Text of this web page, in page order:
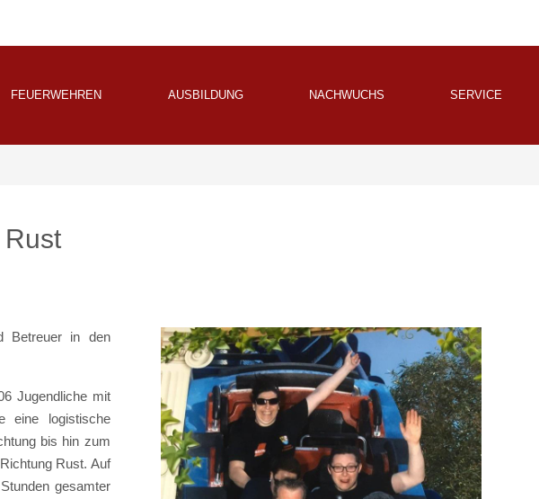
FEUERWEHREN AUSBILDUNG NACHWUCHS SERVICE
Betreuer in den
Jugendliche mit
eine logistische
bis hin zum
Rust. Auf
gesamter